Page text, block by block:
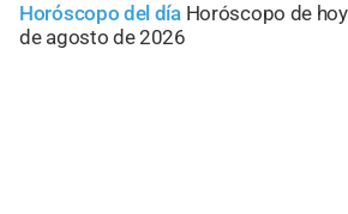
Horóscopo del día Horóscopo de
de agosto de 2026